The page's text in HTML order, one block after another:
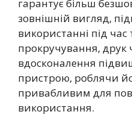
гарантує більш
зовнішній вигляд,
використанні під час
прокручування, друк
вдосконалення
пристрою, роблячи
привабливим для
використання.